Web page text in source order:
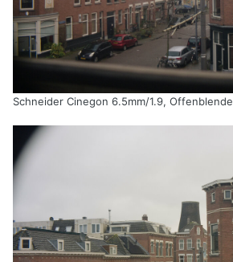
Schneider Cinegon 6.5mm/1.9, Offenblende